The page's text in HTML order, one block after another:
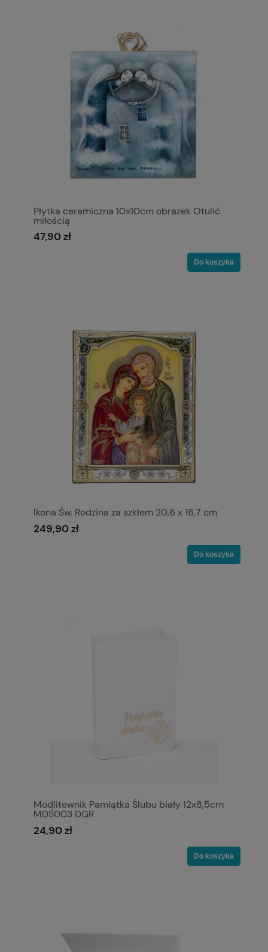
Płytka ceramiczna 10x10cm obrazek Otulić
miłością
47,90 zł
Do koszyka
Ikona Św. Rodzina za szkłem 20,6 x 16,7 cm
249,90 zł
Do koszyka
Modlitewnik Pamiątka Ślubu biały 12x8,5cm
MDŚ003 DGR
24,90 zł
Do koszyka